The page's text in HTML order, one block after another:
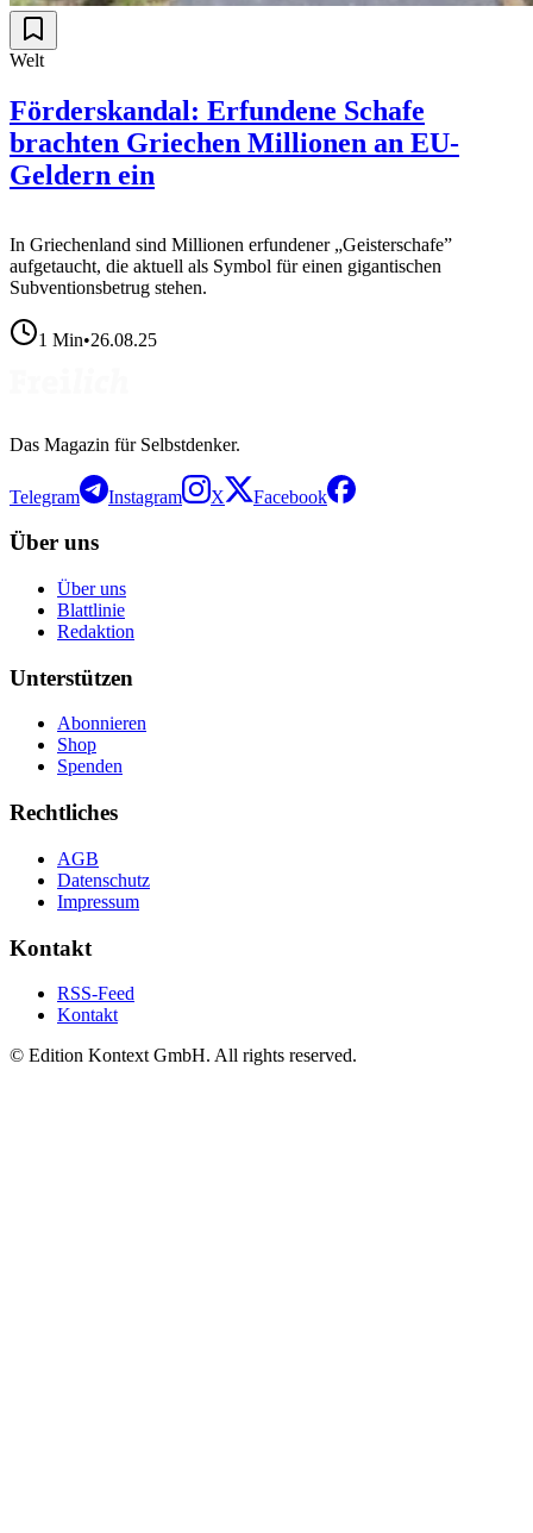
Welt
Förderskandal: Erfundene Schafe
brachten Griechen Millionen an EU-
Geldern ein
In Griechenland sind Millionen erfundener „Geisterschafe”
aufgetaucht, die aktuell als Symbol für einen gigantischen
Subventionsbetrug stehen.
1 Min•26.08.25
Das Magazin für Selbstdenker.
Telegram Instagram X Facebook
Über uns
Über uns
Blattlinie
Redaktion
Unterstützen
Abonnieren
Shop
Spenden
Rechtliches
AGB
Datenschutz
Impressum
Kontakt
RSS-Feed
Kontakt
© Edition Kontext GmbH. All rights reserved.